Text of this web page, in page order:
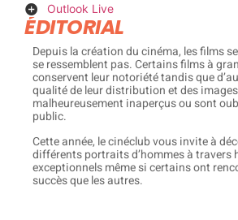
ÉDITORIAL
Depuis la création du cinéma, les films
se ressemblent pas. Certains films à
conservent leur notoriété tandis que
qualité de leur distribution et des
malheureusement inaperçus ou sont
public.
Cette année, le cinéclub vous invite à
différents portraits d’hommes à travers
exceptionnels même si certains ont
succès que les autres.
Outlook Live